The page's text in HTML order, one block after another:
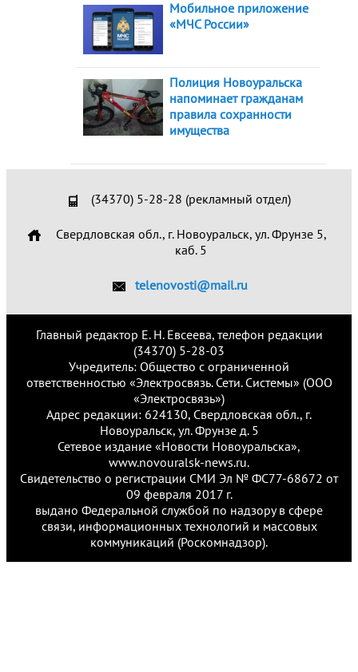
Мобильное приложение
«МЧС России»
Полиция Новоуральска
напоминает гражданам
правила сохранности
имущества
(34370) 5-28-28 (рекламный отдел)
Свердловская обл., г. Новоуральск, ул. Фрунзе 5,
каб. 5
telenovosti@mail.ru
Главный редактор Е. Н. Евсеева, телефон редакции
(34370) 5-28-03
Учредитель: Общество с ограниченной
ответственностью «Электросвязь. Сети. Системы» (ООО
«Электросвязь»)
Адрес редакции: 624130, Свердловская обл., г.
Новоуральск, ул. Фрунзе д. 5
Сетевое издание «Новости Новоуральска»,
www.novouralsk-news.ru.
Свидетельство о регистрации СМИ Эл № ФС77-68672 от
09 февраля 2017 г.
выдано Федеральной службой по надзору в сфере
связи, информационных технологий и массовых
коммуникаций (Роскомнадзор).